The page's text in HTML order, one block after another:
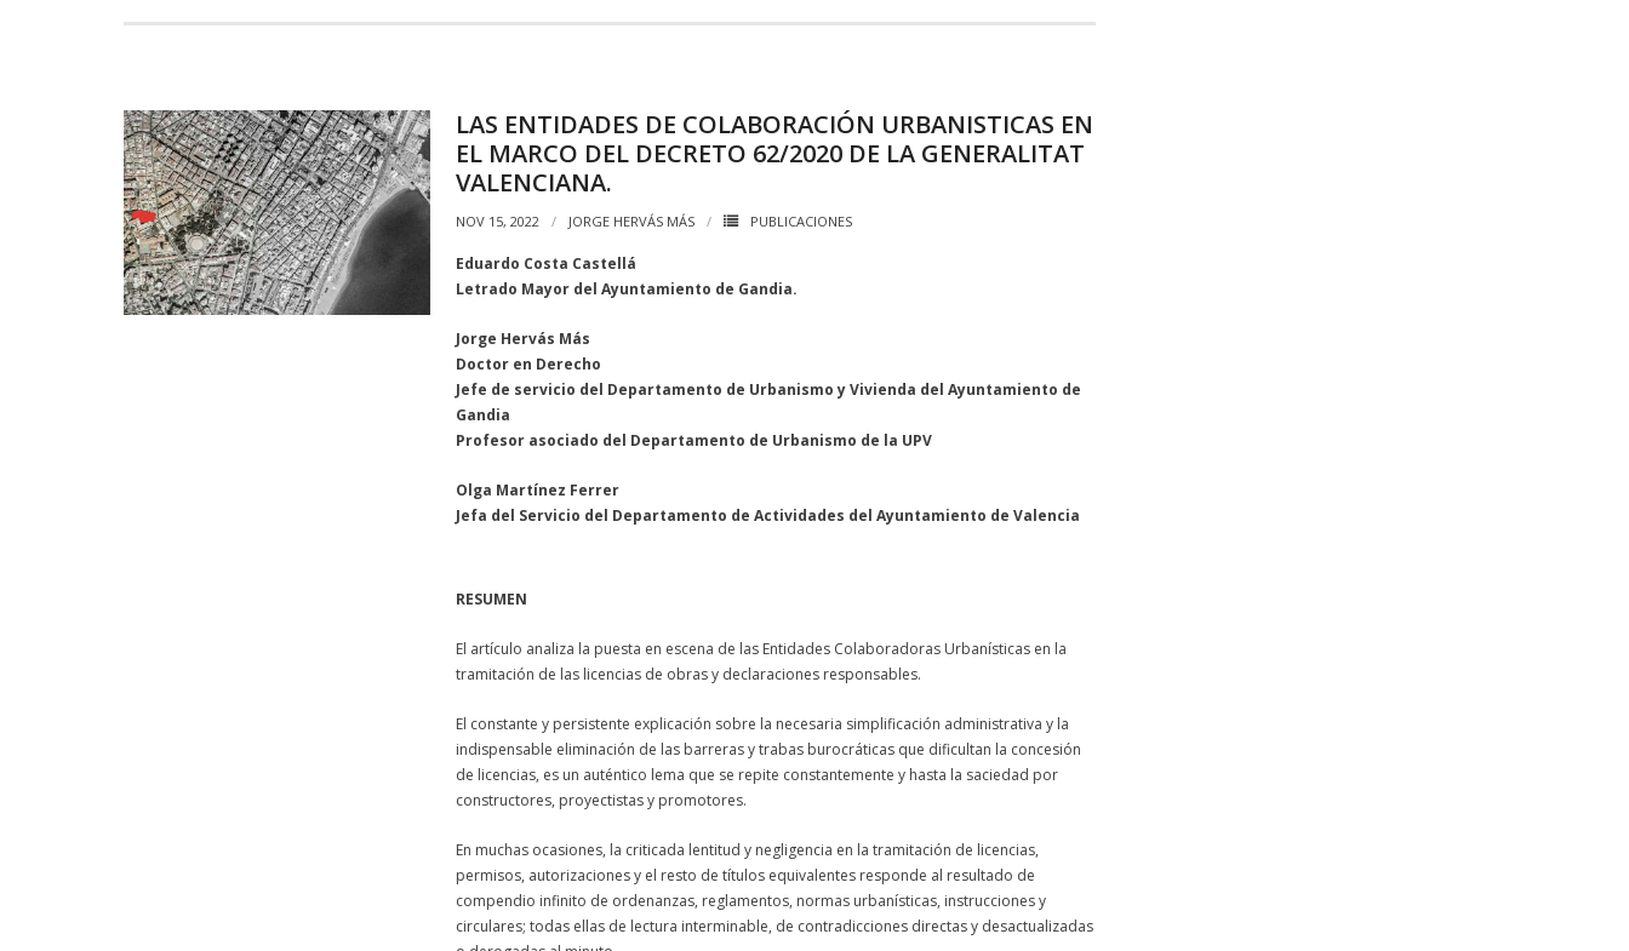
LAS ENTIDADES DE COLABORACIÓN URBANISTICAS EN
EL MARCO DEL DECRETO 62/2020 DE LA GENERALITAT
VALENCIANA.
NOV 15, 2022 JORGE HERVÁS MÁS PUBLICACIONES
Eduardo Costa Castellá
Letrado Mayor del Ayuntamiento de Gandia.
Jorge Hervás Más
Doctor en Derecho
Jefe de servicio del Departamento de Urbanismo y Vivienda del Ayuntamiento de
Gandia
Profesor asociado del Departamento de Urbanismo de la UPV
Olga Martínez Ferrer
Jefa del Servicio del Departamento de Actividades del Ayuntamiento de Valencia
RESUMEN
El artículo analiza la puesta en escena de las Entidades Colaboradoras Urbanísticas en la
tramitación de las licencias de obras y declaraciones responsables.
El constante y persistente explicación sobre la necesaria simplificación administrativa y la
indispensable eliminación de las barreras y trabas burocráticas que dificultan la concesión
de licencias, es un auténtico lema que se repite constantemente y hasta la saciedad por
constructores, proyectistas y promotores.
En muchas ocasiones, la criticada lentitud y negligencia en la tramitación de licencias,
permisos, autorizaciones y el resto de títulos equivalentes responde al resultado de
compendio infinito de ordenanzas, reglamentos, normas urbanísticas, instrucciones y
circulares; todas ellas de lectura interminable, de contradicciones directas y desactualizadas